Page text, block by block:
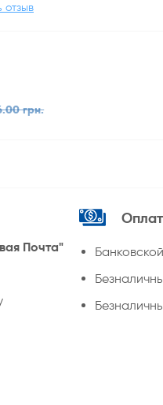
отзыв
грн.
Почта"